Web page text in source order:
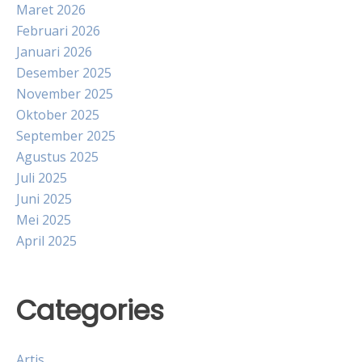
Maret 2026
Februari 2026
Januari 2026
Desember 2025
November 2025
Oktober 2025
September 2025
Agustus 2025
Juli 2025
Juni 2025
Mei 2025
April 2025
Categories